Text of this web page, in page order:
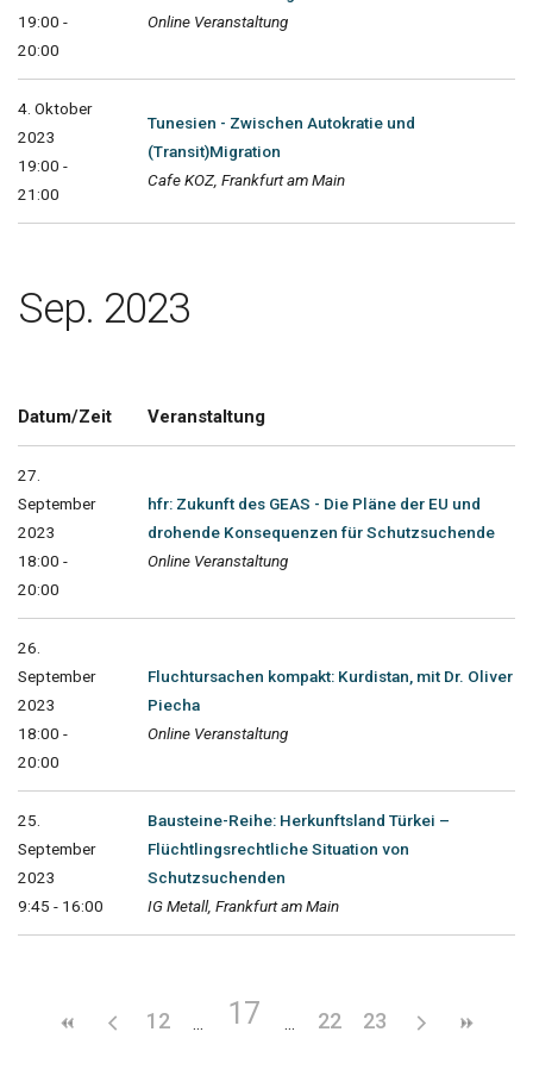
19:00 -
20:00
Online Veranstaltung
4. Oktober
2023
19:00 -
21:00
Tunesien - Zwischen Autokratie und
(Transit)Migration
Cafe KOZ, Frankfurt am Main
Sep. 2023
Datum/Zeit Veranstaltung
27.
September
2023
18:00 -
20:00
hfr: Zukunft des GEAS - Die Pläne der EU und
drohende Konsequenzen für Schutzsuchende
Online Veranstaltung
26.
September
2023
18:00 -
20:00
Fluchtursachen kompakt: Kurdistan, mit Dr. Oliver
Piecha
Online Veranstaltung
25.
September
2023
9:45 - 16:00
Bausteine-Reihe: Herkunftsland Türkei –
Flüchtlingsrechtliche Situation von
Schutzsuchenden
IG Metall, Frankfurt am Main
12 17 22 23